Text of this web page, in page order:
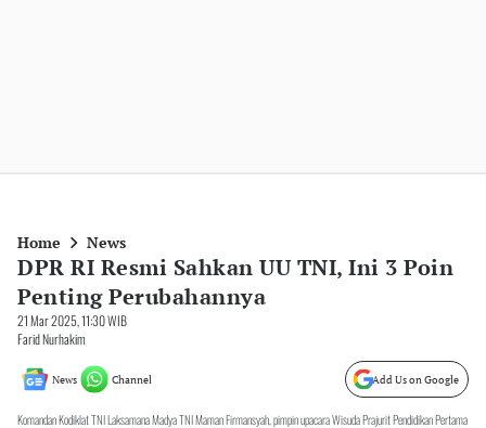
Home News
DPR RI Resmi Sahkan UU TNI, Ini 3 Poin
Penting Perubahannya
21 Mar 2025, 11:30 WIB
Farid Nurhakim
News Channel Add Us on Google
Komandan Kodiklat TNI Laksamana Madya TNI Maman Firmansyah, pimpin upacara Wisuda Prajurit Pendidikan Pertama